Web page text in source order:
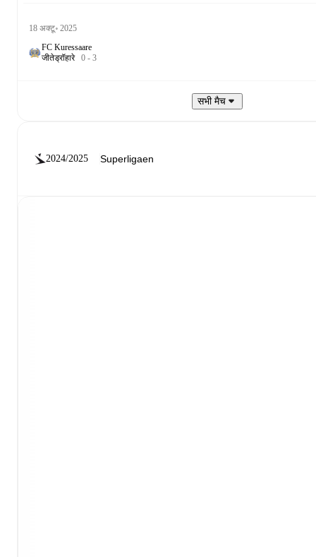
18 अक्टू॰ 2025
FC Kuressaare
जीतेड्रॉहारे 0 - 3
सभी मैच
2024/2025